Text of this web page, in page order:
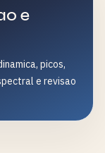
e
picos,
e revisao